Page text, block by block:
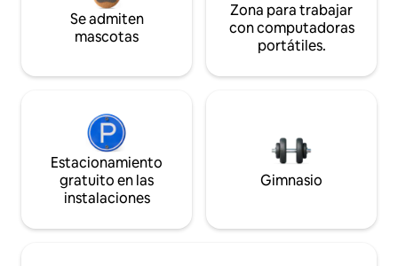
Se admiten
mascotas
Zona para trabajar
con computadoras
portátiles.
Estacionamiento
gratuito en las
instalaciones
Gimnasio